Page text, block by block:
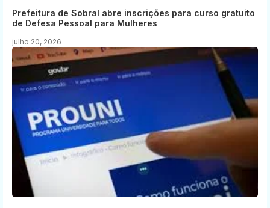
Prefeitura de Sobral abre inscrições para curso gratuito
de Defesa Pessoal para Mulheres
julho 20, 2026